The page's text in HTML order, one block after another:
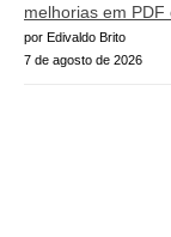
melhorias em PDF
por Edivaldo Brito
7 de agosto de 2026